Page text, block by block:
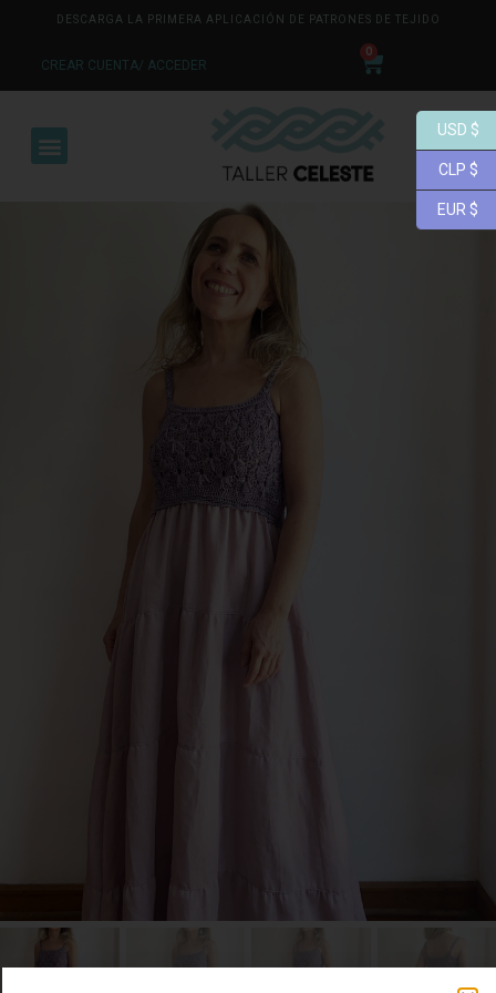
DESCARGA LA PRIMERA APLICACIÓN DE PATRONES DE TEJIDO
CREAR CUENTA/ ACCEDER
0
USD $
CLP $
EUR $